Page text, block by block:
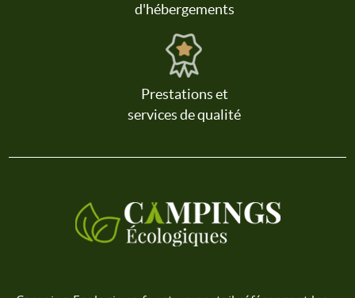
d'hébergements
Prestations et
services de qualité